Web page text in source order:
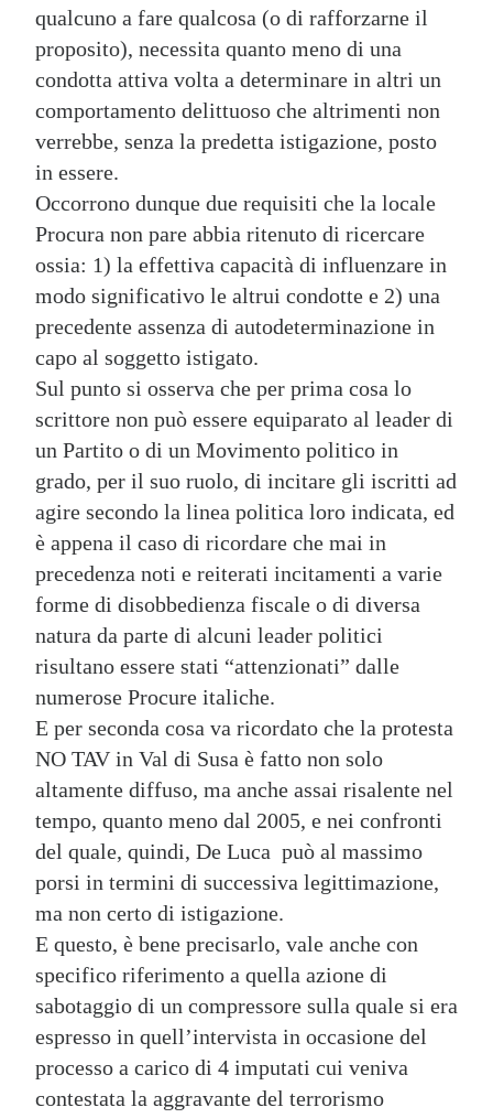
qualcuno a fare qualcosa (o di rafforzarne il
proposito), necessita quanto meno di una
condotta attiva volta a determinare in altri un
comportamento delittuoso che altrimenti non
verrebbe, senza la predetta istigazione, posto
in essere.
Occorrono dunque due requisiti che la locale
Procura non pare abbia ritenuto di ricercare
ossia: 1) la effettiva capacità di influenzare in
modo significativo le altrui condotte e 2) una
precedente assenza di autodeterminazione in
capo al soggetto istigato.
Sul punto si osserva che per prima cosa lo
scrittore non può essere equiparato al leader di
un Partito o di un Movimento politico in
grado, per il suo ruolo, di incitare gli iscritti ad
agire secondo la linea politica loro indicata, ed
è appena il caso di ricordare che mai in
precedenza noti e reiterati incitamenti a varie
forme di disobbedienza fiscale o di diversa
natura da parte di alcuni leader politici
risultano essere stati “attenzionati” dalle
numerose Procure italiche.
E per seconda cosa va ricordato che la protesta
NO TAV in Val di Susa è fatto non solo
altamente diffuso, ma anche assai risalente nel
tempo, quanto meno dal 2005, e nei confronti
del quale, quindi, De Luca può al massimo
porsi in termini di successiva legittimazione,
ma non certo di istigazione.
E questo, è bene precisarlo, vale anche con
specifico riferimento a quella azione di
sabotaggio di un compressore sulla quale si era
espresso in quell’intervista in occasione del
processo a carico di 4 imputati cui veniva
contestata la aggravante del terrorismo